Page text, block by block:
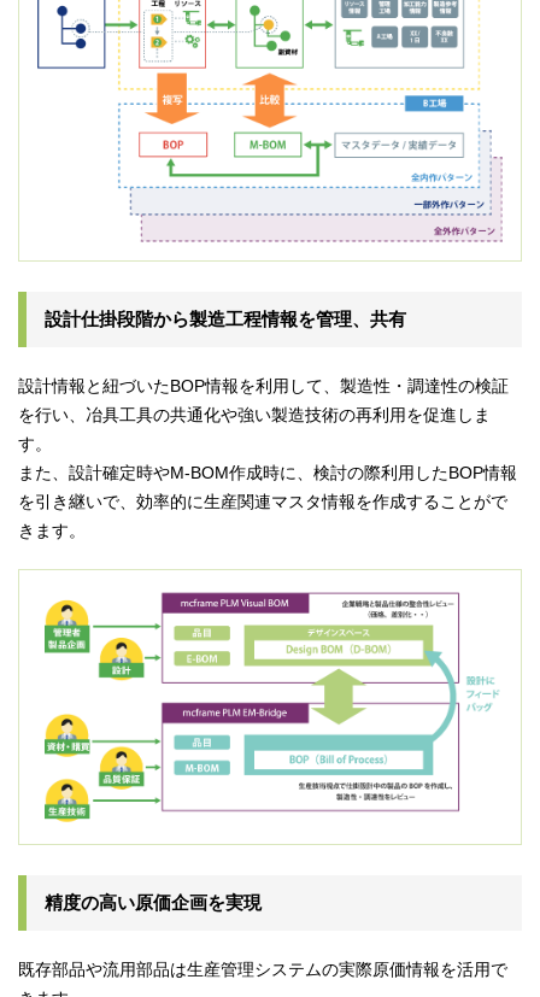
設計仕掛段階から製造工程情報を管理、共有
設計情報と紐づいたBOP情報を利用して、製造性・調達性の検証
を行い、冶具工具の共通化や強い製造技術の再利用を促進しま
す。
また、設計確定時やM-BOM作成時に、検討の際利用したBOP情報
を引き継いで、効率的に生産関連マスタ情報を作成することがで
きます。
精度の高い原価企画を実現
既存部品や流用部品は生産管理システムの実際原価情報を活用で